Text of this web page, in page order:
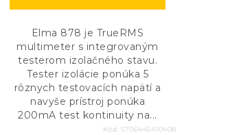
Elma 878 je TrueRMS
multimeter s integrovaným
testerom izolačného stavu.
Tester izolácie ponúka 5
rôznych testovacích napätí a
navyše prístroj ponúka
200mA test kontinuity na...
Kód:5706445410408